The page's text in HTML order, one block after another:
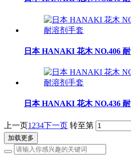
日本 HANAKI 花木 NO.406
日本 HANAKI 花木 NO.436
上一页1 234下一页 转至第
加载更多